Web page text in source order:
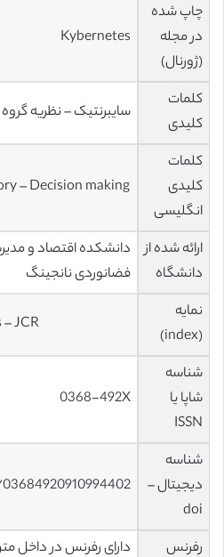
چاپ شده
در مجله
(ژورنال)
Kybernetes
کلمات
کلیدی
سایبرنتیک – نظریه
کلمات
کلیدی
انگلیسی
– Decision making
ارائه شده از
دانشگاه
دانشکده اقتصاد و
فضانوردی نانجینگ
نمایه
(index)
JCR
شناسه
شاپا یا
ISSN
0368-492X
شناسه
دیجیتال –
doi
رفرنس دارای رفرنس در داخل